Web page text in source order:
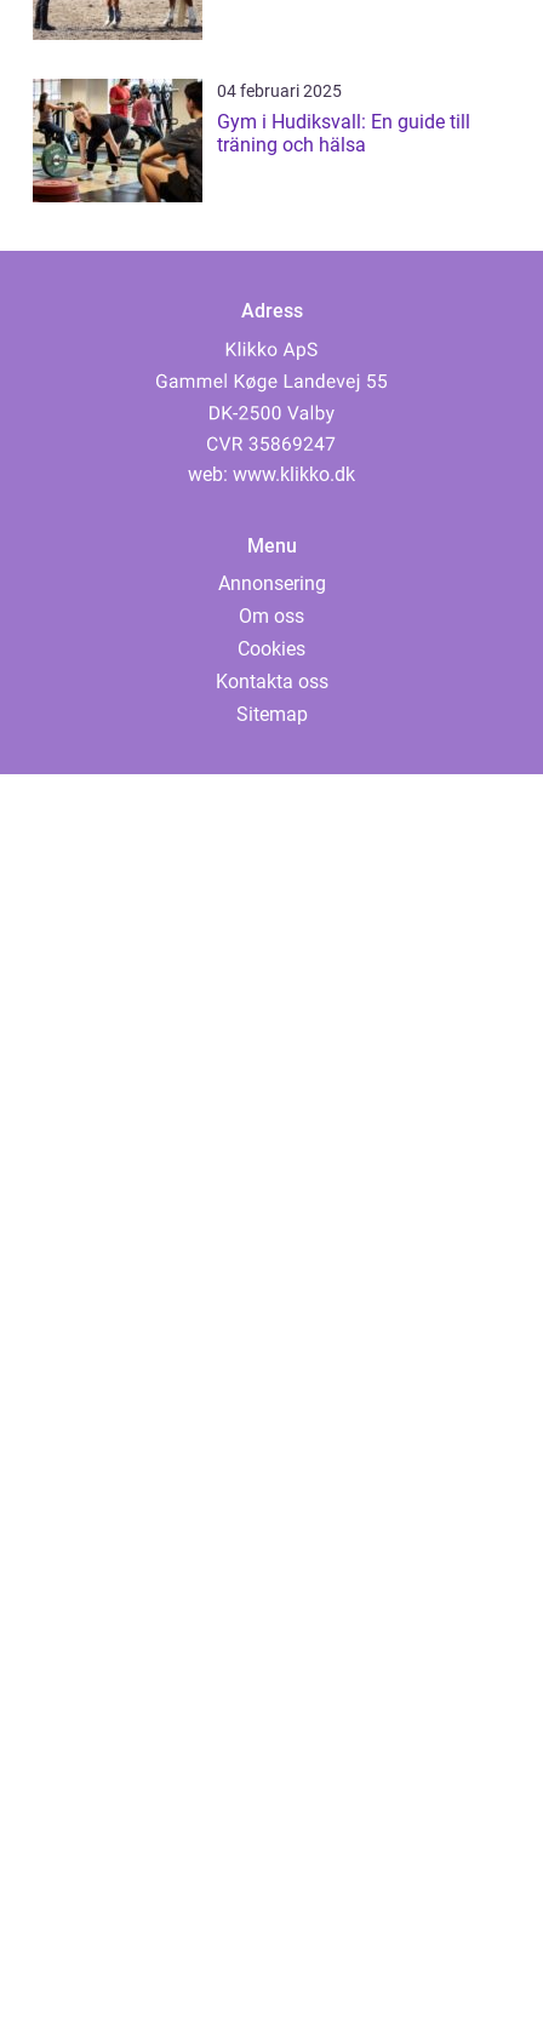
04 februari 2025
Gym i Hudiksvall: En guide till
träning och hälsa
Adress
web: www.klikko.dk
Menu
Annonsering
Om oss
Cookies
Kontakta oss
Sitemap